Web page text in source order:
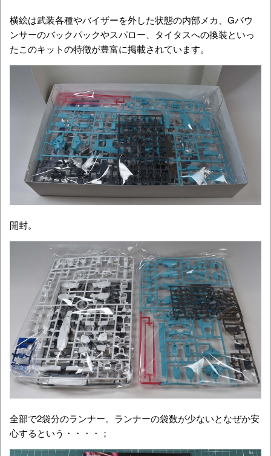
横絵は武装各種やバイザーを外した状態の内部メカ、Gバウ
ンサーのバックパックやスパロー、タイタスへの換装といっ
たこのキットの特徴が豊富に掲載されています。
開封。
全部で2袋分のランナー。ランナーの袋数が少ないとなぜか安
心するという・・・・；